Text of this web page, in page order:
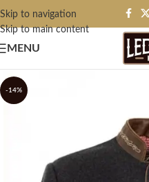
Skip to navigation
Skip to main content
MENU
-14%